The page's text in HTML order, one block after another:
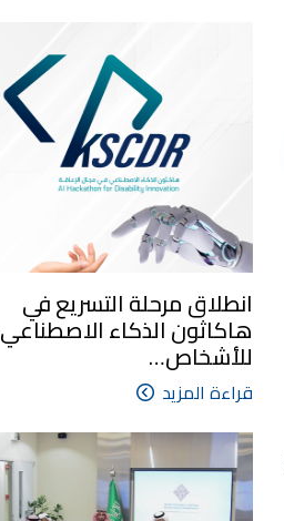
انطلاق مرحلة التسريع في
هاكاثون الذكاء الاصطناعي
للأشخاص…
قراءة المزيد